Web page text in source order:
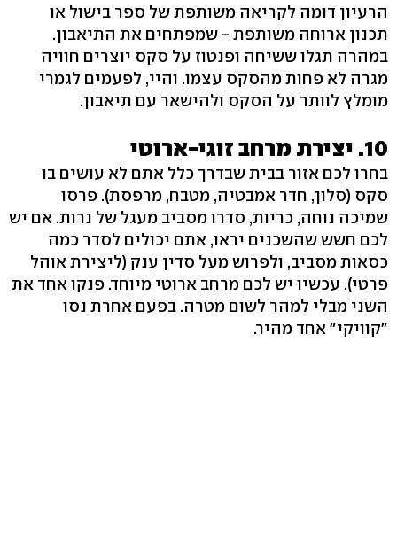
הרעיון דומה לקריאה משותפת של ספר בישול או
תכנון ארוחה משותפת - שמפתחים את התיאבון.
במהרה תגלו ששיחה ופנטוז על סקס יוצרים חוויה
מגרה לא פחות מהסקס עצמו. והיי, לפעמים לגמרי
מומלץ לוותר על הסקס ולהישאר עם תיאבון.
10. יצירת מרחב זוגי-ארוטי
בחרו לכם אזור בבית שבדרך כלל אתם לא עושים בו
סקס (סלון, חדר אמבטיה, מטבח, מרפסת). פרסו
שמיכה נוחה, כריות, סדרו מסביב מעגל של נרות. אם יש
לכם חשש שהשכנים יראו, אתם יכולים לסדר כמה
כסאות מסביב, ולפרוש מעל סדין ענק (ליצירת אוהל
פרטי). עכשיו יש לכם מרחב ארוטי מיוחד. פנקו אחד את
השני מבלי למהר לשום מטרה. בפעם אחרת נסו
"קוויקי" אחד מהיר.